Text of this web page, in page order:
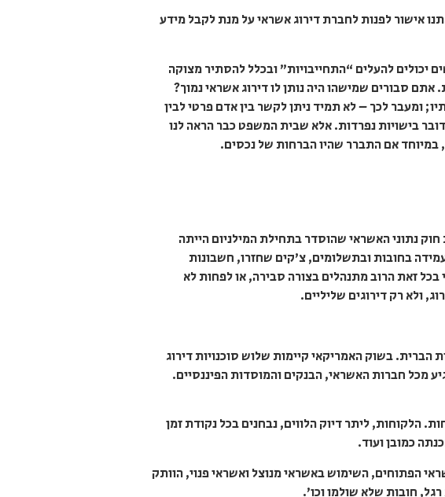
אישור לפנות לחברת דירוג אשראי על מנת לקבל מידע
יכולים להעלים “התחייבויות” ובכלל להסתיר מצוקה
סבורים שמישהו היה נותן לו דירוג אשראי נמוך?
ומעבר לכך – לא תמיד ניתן לקשר בין אדם פרטי לבין
בישויות נפרדות. אלא שבית המשפט כבר הראה לנו
במיוחד אם התברר שהיו הברחות של נכסים.
נתוני האשראי שהוסדר בתחילת המילניום הייתה
בחובות ובתשלומים, צ’קים שחזרו, חשבונות
ועוד. זה היה תקף ל-5% עד 10% מהאוכלוסייה, כי בכל זאת הרוב מתנהלים בצורה סבירה, או לפחות לא
ולא רק דירוגים שליליים.
הברית. בשוק האמריקאי קיימות שלוש סוכנויות דירוג
מכל חברות האשראי, הבנקים והמוסדות הפיננסיים.
הלקוחות, ליתר דיוק הלווים, נבחנים בכל נקודת זמן
כמובן ועוד.
הפתוחים, השימוש באשראי מנוצל ואשראי פנוי, הוותק
חובות שלא שולמו וכו’.